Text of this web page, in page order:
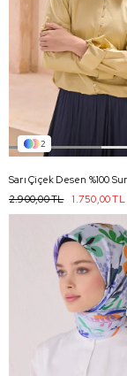
2
1.750,00 TL
2.900,00 TL